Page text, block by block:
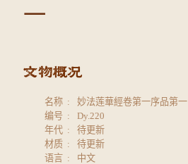
一
名称
妙法莲華經卷第一序品第一
编号
Dy.220
年代
待更新
材质
待更新
语言
中文